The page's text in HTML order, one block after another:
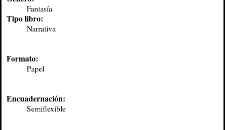
Fantasía
Tipo libro:
Narrativa
Formato:
Papel
Encuadernación:
Semiflexible